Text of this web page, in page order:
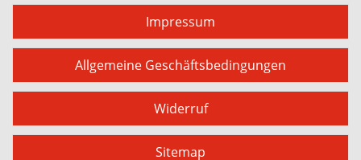
Impressum
Allgemeine Geschäftsbedingungen
Widerruf
Sitemap